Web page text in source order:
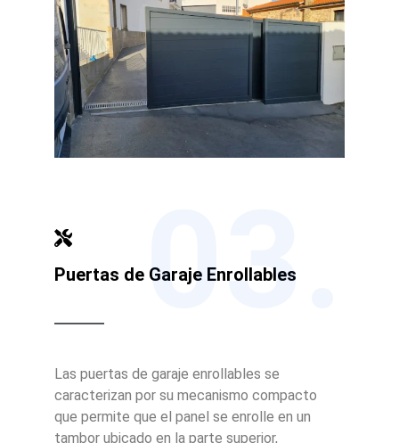
Puertas de Garaje Enrollables
03.
Las puertas de garaje enrollables se
caracterizan por su mecanismo compacto
que permite que el panel se enrolle en un
tambor ubicado en la parte superior,